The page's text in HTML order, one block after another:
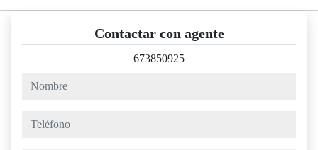
Contactar con agente
673850925
nombre
teléfono